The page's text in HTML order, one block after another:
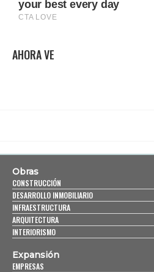
AHORA VE
Obras
CONSTRUCCIÓN
DESARROLLO INMOBILIARIO
INFRAESTRUCTURA
ARQUITECTURA
INTERIORISMO
Expansión
EMPRESAS